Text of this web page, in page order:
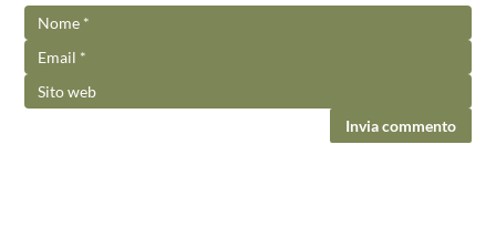
Invia commento